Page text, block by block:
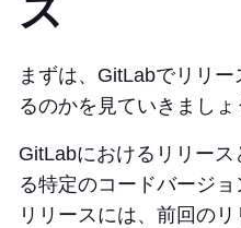
ス
まずは、GitLabでリリ
るのかを見ていきましょ
GitLabにおけるリリー
る特定のコードバージ
リリースには、前回の